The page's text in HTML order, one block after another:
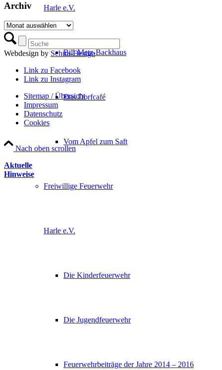
Harle e.V.
Bill-Metz-Backhaus
Das Dorfcafé
Vom Apfel zum Saft
Freiwillige Feuerwehr
Harle e.V.
Die Kinderfeuerwehr
Die Jugendfeuerwehr
Feuerwehrbeiträge der Jahre 2014 – 2016
Archiv
Archiv
Webdesign by Schira-Design
Link zu Facebook
Link zu Instagram
Sitemap / Übersicht
Impressum
Datenschutz­
Cookies
Nach oben scrollen
Aktuelle
Hinweise